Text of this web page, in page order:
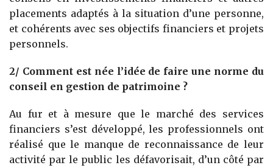
placements adaptés à la situation d’une personne,
et cohérents avec ses objectifs financiers et projets
personnels.
2/ Comment est née l’idée de faire une norme du
conseil en gestion de patrimoine ?
Au fur et à mesure que le marché des services
financiers s’est développé, les professionnels ont
réalisé que le manque de reconnaissance de leur
activité par le public les défavorisait, d’un côté par